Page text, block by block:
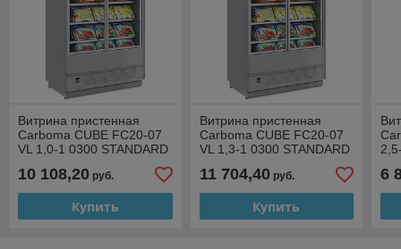
Витрина пристенная
Carboma CUBE FC20-07
VL 1,0-1 0300 STANDARD
двери)
10 108,20 руб.
Купить
Витрина пристенная
Carboma CUBE FC20-07
VL 1,3-1 0300 STANDARD
(фронт X5L распашные
двери)
11 704,40руб.
Купить
6